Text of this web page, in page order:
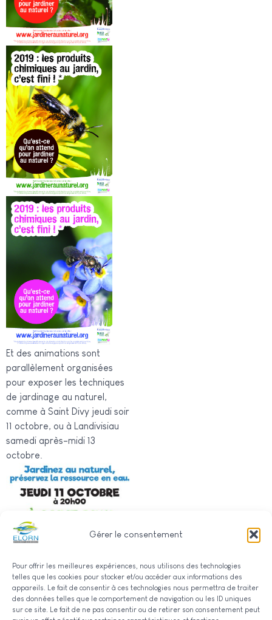
Gérer le consentement
Pour offrir les meilleures expériences, nous utilisons des technologies
telles que les cookies pour stocker et/ou accéder aux informations des
appareils. Le fait de consentir à ces technologies nous permettra de traiter
des données telles que le comportement de navigation ou les ID uniques
sur ce site. Le fait de ne pas consentir ou de retirer son consentement peut
Et des animations sont
parallèlement organisées
pour exposer les techniques
de jardinage au naturel,
comme à Saint Divy jeudi soir
11 octobre, ou à Landivisiau
samedi après-midi 13
octobre.